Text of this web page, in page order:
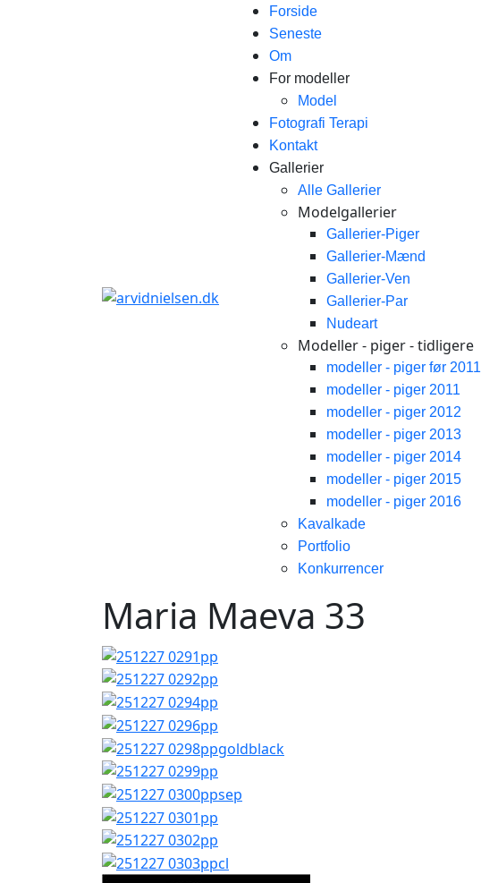
Forside
Seneste
Om
For modeller
Model
Fotografi Terapi
Kontakt
Gallerier
Alle Gallerier
Modelgallerier
Gallerier-Piger
Gallerier-Mænd
Gallerier-Ven
Gallerier-Par
Nudeart
Modeller - piger - tidligere
modeller - piger før 2011
modeller - piger 2011
modeller - piger 2012
modeller - piger 2013
modeller - piger 2014
modeller - piger 2015
modeller - piger 2016
Kavalkade
Portfolio
Konkurrencer
Maria Maeva 33